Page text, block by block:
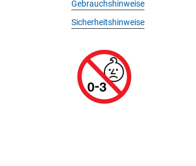
Gebrauchshinweise
Sicherheitshinweise